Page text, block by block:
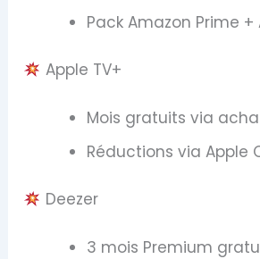
Pack Amazon Prime
Apple TV+
Mois gratuits via
Réductions via Apple
Deezer
3 mois Premium